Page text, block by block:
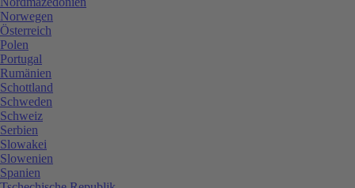
Norwegen
Österreich
Polen
Portugal
Rumänien
Schottland
Schweden
Schweiz
Serbien
Slowakei
Slowenien
Spanien